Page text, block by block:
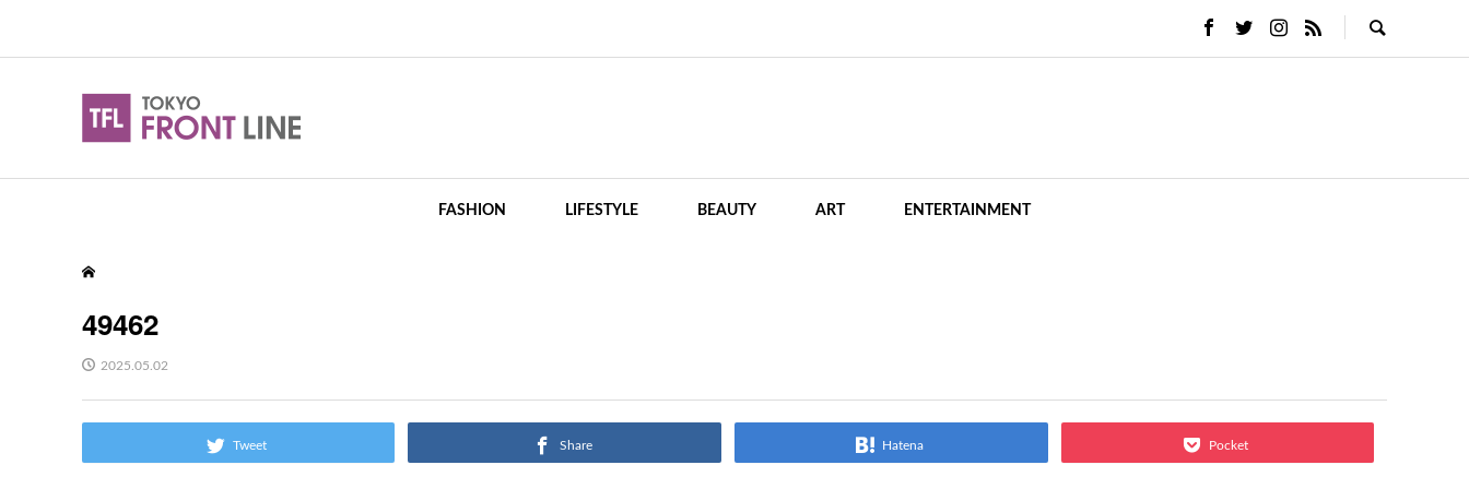
FASHION LIFESTYLE BEAUTY ART ENTERTAINMENT
49462
2025.05.02
Tweet Share Hatena Pocket